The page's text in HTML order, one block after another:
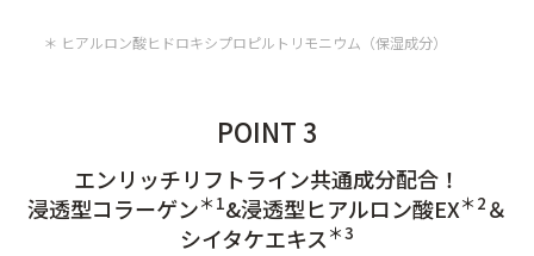
＊ ヒアルロン酸ヒドロキシプロピルトリモニウム（保湿成分）
POINT 3
エンリッチリフトライン共通成分配合！
浸透型コラーゲン＊1&浸透型ヒアルロン酸EX＊2 ＆
シイタケエキス ＊3